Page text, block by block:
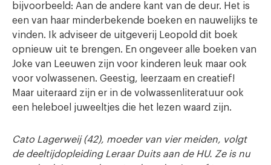
bijvoorbeeld: Aan de andere kant van de deur. Het is
een van haar minderbekende boeken en nauwelijks te
vinden. Ik adviseer de uitgeverij Leopold dit boek
opnieuw uit te brengen. En ongeveer alle boeken van
Joke van Leeuwen zijn voor kinderen leuk maar ook
voor volwassenen. Geestig, leerzaam en creatief!
Maar uiteraard zijn er in de volwassenliteratuur ook
een heleboel juweeltjes die het lezen waard zijn.
Cato Lagerweij (42), moeder van vier meiden, volgt
de deeltijdopleiding Leraar Duits aan de HU. Ze is nu